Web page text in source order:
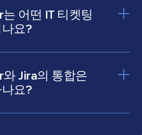
어떤 IT 티켓팅
요?
ServiceNow
양방향 작업 동기화
Jira의 통합은
요?